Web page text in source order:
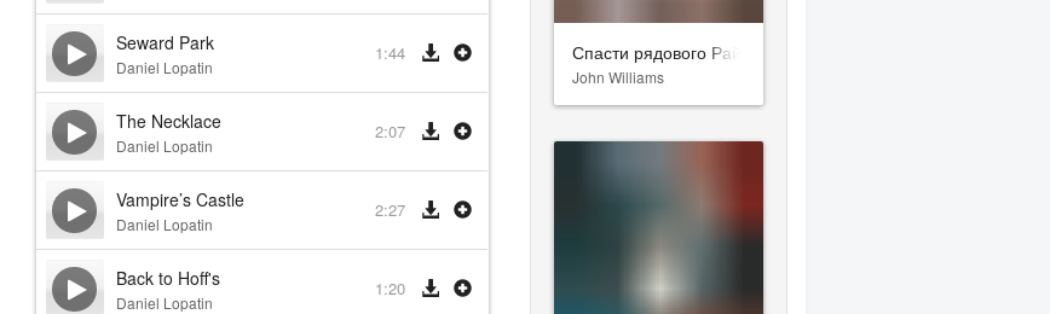
Seward Park
Daniel Lopatin
1:44
The Necklace
Daniel Lopatin
2:07
Vampire’s Castle
Daniel Lopatin
2:27
Back to Hoff's
Daniel Lopatin
1:20
Спасти рядового Райана
John Williams